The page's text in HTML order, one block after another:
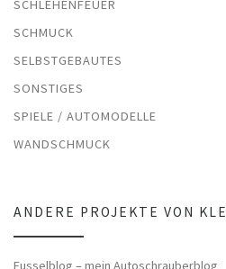
SCHLEHENFEUER
SCHMUCK
SELBSTGEBAUTES
SONSTIGES
SPIELE / AUTOMODELLE
WANDSCHMUCK
ANDERE PROJEKTE VON KLE
Fusselblog – mein Autoschrauberblog